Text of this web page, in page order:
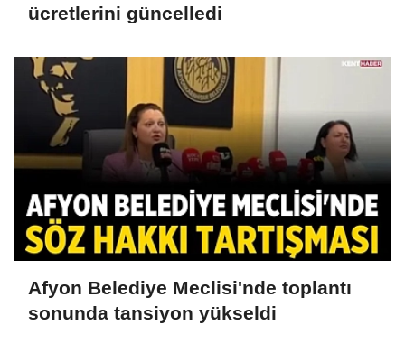
ücretlerini güncelledi
Afyon Belediye Meclisi'nde toplantı
sonunda tansiyon yükseldi